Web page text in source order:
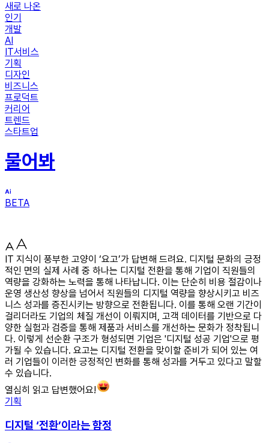
새로 나온
인기
개발
AI
IT서비스
기획
디자인
비즈니스
프로덕트
커리어
트렌드
스타트업
물어봐
BETA
IT 지식이 풍부한 고양이 ‘요고’가 답변해 드려요. 디지털 문화의 긍정
적인 면의 실제 사례 중 하나는 디지털 전환을 통해 기업이 직원들의
역량을 강화하는 노력을 통해 나타납니다. 이는 단순히 비용 절감이나
운영 생산성 향상을 넘어서 직원들의 디지털 역량을 향상시키고 비즈
니스 성과를 증진시키는 방향으로 전환됩니다. 이를 통해 오랜 기간이
걸리더라도 기업의 체질 개선이 이뤄지며, 고객 데이터를 기반으로 다
양한 실험과 검증을 통해 제품과 서비스를 개선하는 문화가 정착됩니
다. 이렇게 선순환 구조가 형성되면 기업은 '디지털 성공 기업'으로 평
가될 수 있습니다. 요고는 디지털 전환을 맞이할 준비가 되어 있는 여
러 기업들이 이러한 긍정적인 변화를 통해 성과를 거두고 있다고 말할
수 있습니다.
열심히 읽고 답변했어요!
기획
디지털 ‘전환’이라는 함정